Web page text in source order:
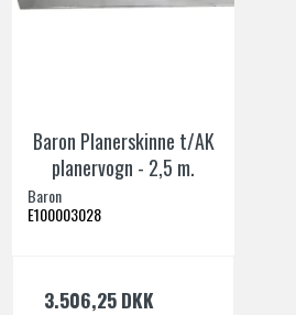
Baron Planerskinne t/AK
planervogn - 2,5 m.
Baron
E100003028
3.506,25 DKK